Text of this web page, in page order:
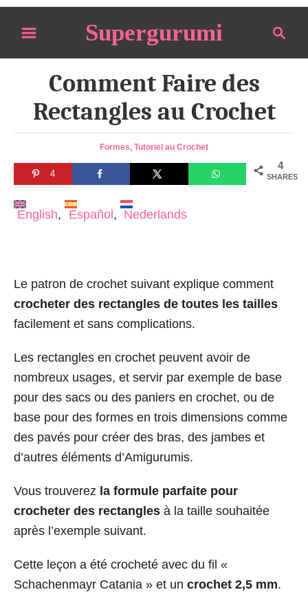
i
a
h
Supergurumi
Comment Faire des
Rectangles au Crochet
C
a
t
o
Formes, Tutoriel au Crochet
4
SHARES
4
English Español Nederlands
Le patron de crochet suivant explique comment
crocheter des rectangles de toutes les tailles
facilement et sans complications.
Les rectangles en crochet peuvent avoir de
nombreux usages, et servir par exemple de base
pour des sacs ou des paniers en crochet, ou de
base pour des formes en trois dimensions comme
des pavés pour créer des bras, des jambes et
d’autres éléments d’Amigurumis.
Vous trouverez la formule parfaite pour
crocheter des rectangles à la taille souhaitée
après l’exemple suivant.
Cette leçon a été crocheté avec du fil «
Schachenmayr Catania » et un crochet 2,5 mm.